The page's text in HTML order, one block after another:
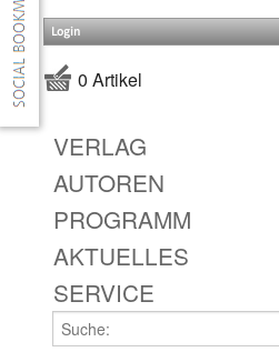
Login
0 Artikel
VERLAG
AUTOREN
PROGRAMM
AKTUELLES
SERVICE